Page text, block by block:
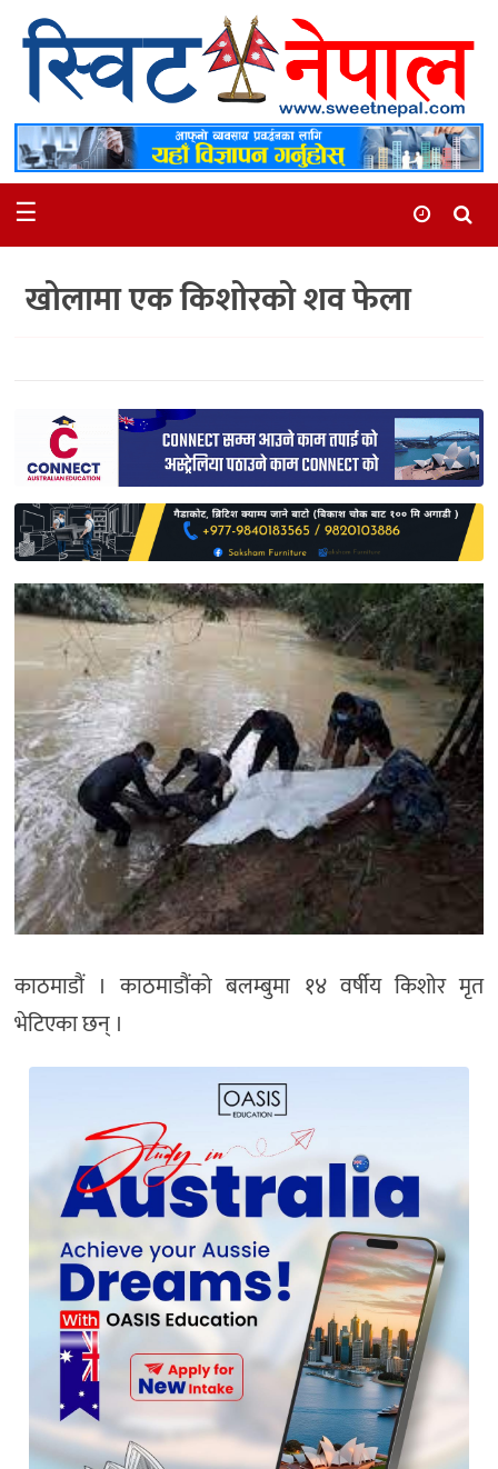
समाचार
स्थानीय
मनोरञ्जन
अन्तर्वार्ता
भिडियो
साहित्य
प्रदेश
English
☰
खोलामा एक किशोरको शव फेला
काठमाडौं । काठमाडौंको बलम्बुमा १४ वर्षीय किशोर मृत
भेटिएका छन् ।